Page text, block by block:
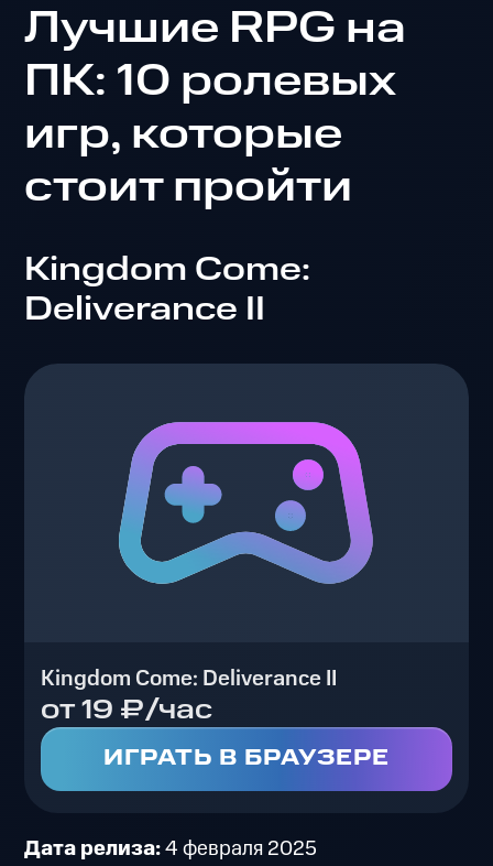
Лучшие RPG на
ПК: 10 ролевых
игр, которые
стоит пройти
Kingdom Come:
Deliverance II
Kingdom Come: Deliverance II
от 19 ₽/час
ИГРАТЬ В БРАУЗЕРЕ
Дата релиза:4 февраля 2025